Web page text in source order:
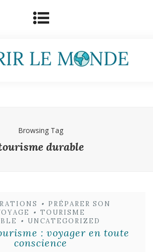
Browsing Tag
durable
•
PRÉPARER SON
• TOURISME
• UNCATEGORIZED
: voyager en toute
conscience